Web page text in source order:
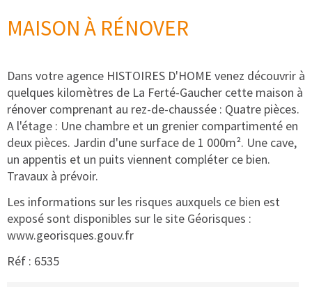
MAISON À RÉNOVER
Dans votre agence HISTOIRES D'HOME venez découvrir à
quelques kilomètres de La Ferté-Gaucher cette maison à
rénover comprenant au rez-de-chaussée : Quatre pièces.
A l'étage : Une chambre et un grenier compartimenté en
deux pièces. Jardin d'une surface de 1 000m². Une cave,
un appentis et un puits viennent compléter ce bien.
Travaux à prévoir.
Les informations sur les risques auxquels ce bien est
exposé sont disponibles sur le site Géorisques :
www.georisques.gouv.fr
Réf : 6535